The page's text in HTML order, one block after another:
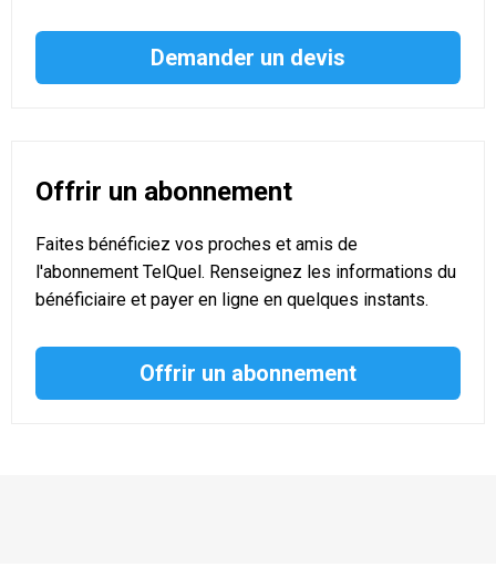
Demander un devis
Offrir un abonnement
Faites bénéficiez vos proches et amis de
l'abonnement TelQuel. Renseignez les informations du
bénéficiaire et payer en ligne en quelques instants.
Offrir un abonnement